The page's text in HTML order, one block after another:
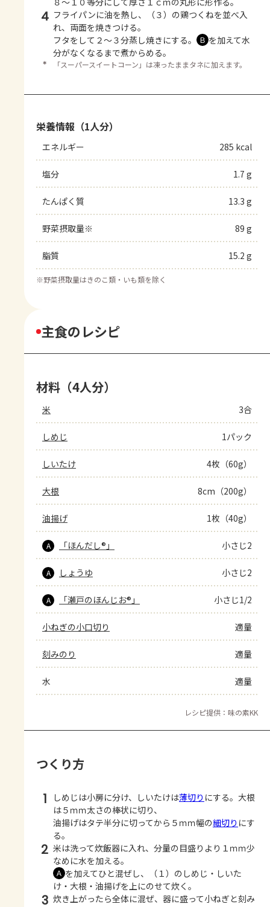
4 フライパンに油を熱し、（３）の鶏つくねを並べ入
れ、両面を焼きつける。
フタをして２～３分蒸し焼きにする。
Ｂ を加えて水
分がなくなるまで煮からめる。
＊ 「スーパースイートコーン」は凍ったままタネに加えます。
栄養情報（1人分）
エネルギー 285 kcal
塩分 1.7 g
たんぱく質 13.3 g
野菜摂取量※ 89 g
脂質 15.2 g
※野菜摂取量はきのこ類・いも類を除く
主食のレシピ
材料（4人分）
米 3合
しめじ 1パック
しいたけ 4枚（60g）
大根 8cm（200g）
油揚げ 1枚（40g）
A 「ほんだし®」 小さじ2
A しょうゆ 小さじ2
A 「瀬戸のほんじお®」 小さじ1/2
小ねぎの小口切り 適量
刻みのり 適量
水 適量
レシピ提供：味の素KK
つくり方
1 しめじは小房に分け、しいたけは薄切り にする。大根
は５ｍｍ太さの棒状に切り、
油揚げはタテ半分に切ってから５ｍｍ幅の細切り にす
る。
2 米は洗って炊飯器に入れ、分量の目盛りより１ｍｍ少
なめに水を加える。
Ａ を加えてひと混ぜし、（１）のしめじ・しいた
け・大根・油揚げを上にのせて炊く。
3 炊き上がったら全体に混ぜ、器に盛って小ねぎと刻み